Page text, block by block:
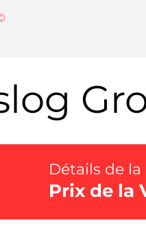
Détails de
Prix de la